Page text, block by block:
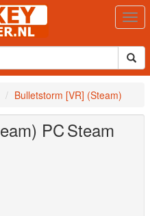
Bulletstorm [VR] (Steam)
PCSteam